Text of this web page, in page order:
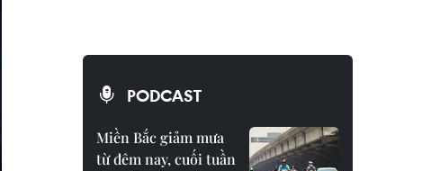
PODCAST
Miền Bắc giảm mưa
từ đêm nay, cuối tuần